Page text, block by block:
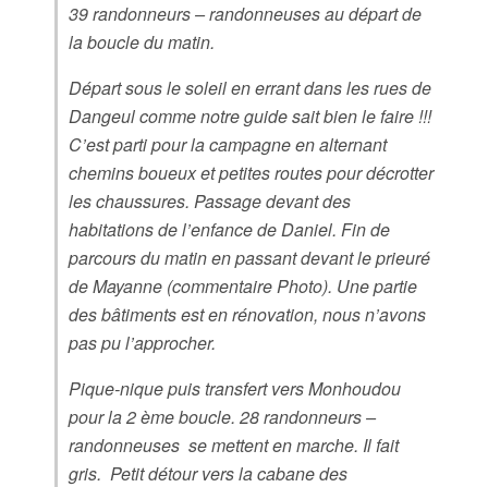
39 randonneurs – randonneuses au départ de
la boucle du matin.
Départ sous le soleil en errant dans les rues de
Dangeul comme notre guide sait bien le faire !!!
C’est parti pour la campagne en alternant
chemins boueux et petites routes pour décrotter
les chaussures. Passage devant des
habitations de l’enfance de Daniel. Fin de
parcours du matin en passant devant le prieuré
de Mayanne (commentaire Photo). Une partie
des bâtiments est en rénovation, nous n’avons
pas pu l’approcher.
Pique-nique puis transfert vers Monhoudou
pour la 2 ème boucle. 28 randonneurs –
randonneuses se mettent en marche. Il fait
gris. Petit détour vers la cabane des